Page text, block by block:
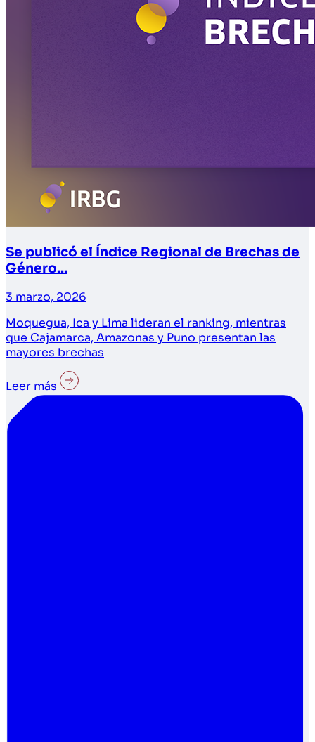
Se publicó el Índice Regional de Brechas de
Género...
3 marzo, 2026
Moquegua, Ica y Lima lideran el ranking, mientras
que Cajamarca, Amazonas y Puno presentan las
mayores brechas
Leer más